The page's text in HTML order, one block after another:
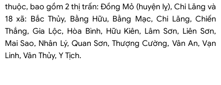
thuộc, bao gồm 2 thị trấn: Đồng Mỏ (huyện lỵ), Chi Lăng và
18 xã: Bắc Thủy, Bằng Hữu, Bằng Mạc, Chi Lăng, Chiến
Thắng, Gia Lộc, Hòa Bình, Hữu Kiên, Lâm Sơn, Liên Sơn,
Mai Sao, Nhân Lý, Quan Sơn, Thượng Cường, Vân An, Vạn
Linh, Vân Thủy, Y Tịch.